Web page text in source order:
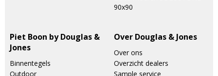
90x90
Piet Boon by Douglas &
Jones
Binnentegels
Outdoor
Over Douglas & Jones
Over ons
Overzicht dealers
Sample service